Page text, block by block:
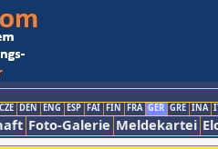
CZE DEN ENG ESP FAI FIN FRA GER GRE INA
Foto-Galerie Meldekartei